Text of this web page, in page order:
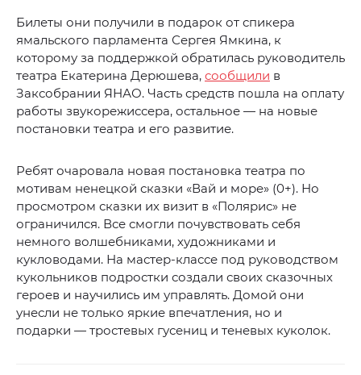
Билеты они получили в подарок от спикера
ямальского парламента Сергея Ямкина, к
которому за поддержкой обратилась руководитель
театра Екатерина Дерюшева, сообщили в
Заксобрании ЯНАО. Часть средств пошла на оплату
работы звукорежиссера, остальное — на новые
постановки театра и его развитие.
Ребят очаровала новая постановка театра по
мотивам ненецкой сказки «Вай и море» (0+). Но
просмотром сказки их визит в «Полярис» не
ограничился. Все смогли почувствовать себя
немного волшебниками, художниками и
кукловодами. На мастер-классе под руководством
кукольников подростки создали своих сказочных
героев и научились им управлять. Домой они
унесли не только яркие впечатления, но и
подарки — тростевых гусениц и теневых куколок.